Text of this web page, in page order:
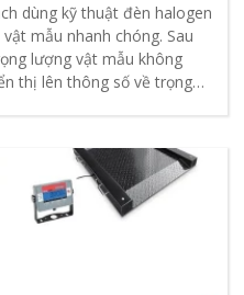
dùng kỹ thuật đèn halogen
mẫu nhanh chóng. Sau
lượng vật mẫu không
thị lên thông số về trọng